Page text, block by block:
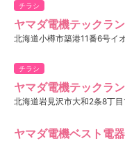
チラシ
ヤマダ電機テックラ
北海道小樽市築港11番6号イ
チラシ
ヤマダ電機テックラ
北海道岩見沢市大和2条8丁目
ヤマダ電機ベスト電